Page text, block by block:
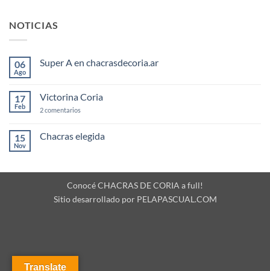
NOTICIAS
06
Ago
Super A en chacrasdecoria.ar
en
A
17
Feb
Victorina Coria
2 comentarios
15
Nov
Chacras elegida
en
Conocé CHACRAS DE CORIA a full!
Sitio desarrollado por PELAPASCUAL.COM
Translate